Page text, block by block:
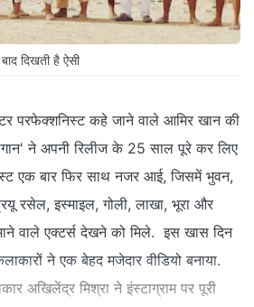
दिखती है ऐसी
परफेक्शनिस्ट कहे जाने वाले आमिर खान की
ने अपनी रिलीज के 25 साल पूरे कर लिए
एक बार फिर साथ नजर आई, जिसमें भुवन,
रसेल, इस्माइल, गोली, लाखा, भूरा और
वाले एक्टर्स देखने को मिले. इस खास दिन
ने एक बेहद मजेदार वीडियो बनाया.
अखिलेंद्र मिश्रा ने इंस्टाग्राम पर पूरी